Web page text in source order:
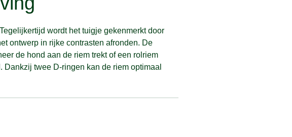
wordt het tuigje gekenmerkt door
ontwerp in rijke contrasten afronden. De
de hond aan de riem trekt of een rolriem
twee D-ringen kan de riem optimaal